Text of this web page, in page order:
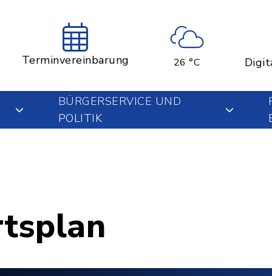
Terminvereinbarung 26 °C
BÜRGERSERVICE UND
POLITIK